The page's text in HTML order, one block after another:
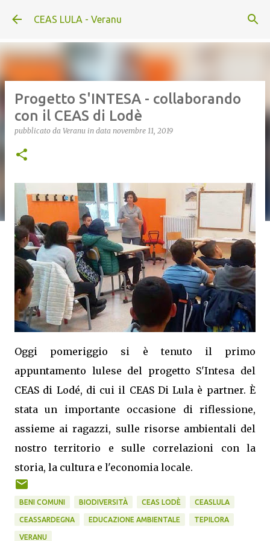
Passa ai contenuti principali
CEAS LULA - Veranu
Progetto S'INTESA - collaborando
con il CEAS di Lodè
pubblicato da Veranu in data novembre 11, 2019
Oggi pomeriggio si è tenuto il primo
appuntamento lulese del progetto S'Intesa del
CEAS di Lodé, di cui il CEAS Di Lula è partner. È
stata un importante occasione di riflessione,
assieme ai ragazzi, sulle risorse ambientali del
nostro territorio e sulle correlazioni con la
storia, la cultura e l'economia locale.
BENI COMUNI BIODIVERSITÀ CEAS LODÈ CEASLULA
CEASSARDEGNA EDUCAZIONE AMBIENTALE TEPILORA
VERANU